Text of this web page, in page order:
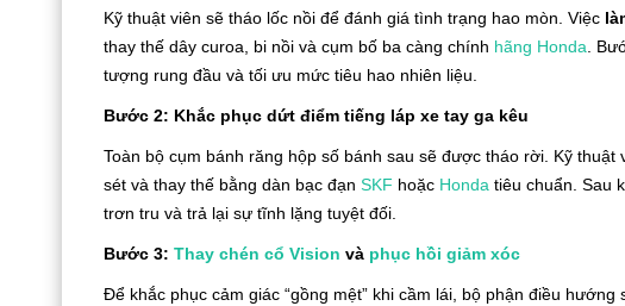
Kỹ thuật viên sẽ tháo lốc nồi để đánh giá tình trạng hao mòn. Việc
thay thế dây curoa, bi nồi và cụm bố ba càng chính hãng Honda .
tượng rung đầu và tối ưu mức tiêu hao nhiên liệu.
Bước 2: Khắc phục dứt điểm tiếng láp xe tay ga kêu
Toàn bộ cụm bánh răng hộp số bánh sau sẽ được tháo rời. Kỹ
sét và thay thế bằng dàn bạc đạn SKF hoặc Honda tiêu chuẩn. Sau
trơn tru và trả lại sự tĩnh lặng tuyệt đối.
Bước 3: Thay chén cổ Vision và phục hồi giảm xóc
Để khắc phục cảm giác “gồng mệt” khi cầm lái, bộ phận điều hướng